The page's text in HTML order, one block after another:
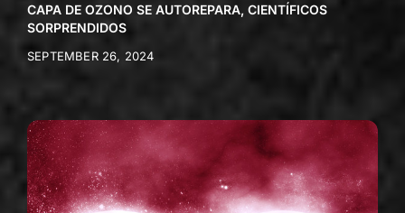
CAPA DE OZONO SE AUTOREPARA, CIENTÍFICOS
SORPRENDIDOS
SEPTEMBER 26, 2024